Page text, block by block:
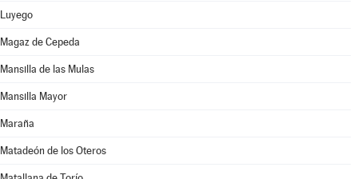
Luyego
Magaz de Cepeda
Mansilla de las Mulas
Mansilla Mayor
Maraña
Matadeón de los Oteros